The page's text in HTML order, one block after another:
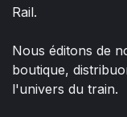
Rail.
Nous éditons de
boutique,
l'univers du train.